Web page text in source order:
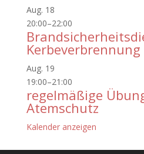
Aug. 18
20:00–22:00
Kerbeverbrennung
Aug. 19
19:00–21:00
regelmäßige
Atemschutz
Kalender anzeigen